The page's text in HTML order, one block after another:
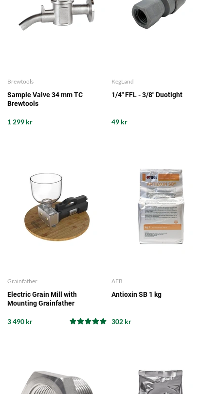
Brewtools
Sample Valve 34 mm TC
Brewtools
1 299 kr
KegLand
1/4" FFL - 3/8" Duotight
49 kr
Grainfather
Electric Grain Mill with
Mounting Grainfather
3 490 kr
AEB
Antioxin SB 1 kg
302 kr